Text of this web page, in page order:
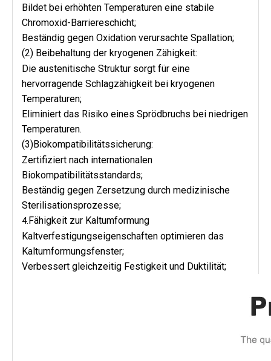
Bildet bei erhöhten Temperaturen eine stabile
Chromoxid-Barriereschicht;
Beständig gegen Oxidation verursachte Spallation;
(2) Beibehaltung der kryogenen Zähigkeit:
Die austenitische Struktur sorgt für eine
hervorragende Schlagzähigkeit bei kryogenen
Temperaturen;
Eliminiert das Risiko eines Sprödbruchs bei niedrigen
Temperaturen.
(3)Biokompatibilitätssicherung:
Zertifiziert nach internationalen
Biokompatibilitätsstandards;
Beständig gegen Zersetzung durch medizinische
Sterilisationsprozesse;
4.Fähigkeit zur Kaltumformung
Kaltverfestigungseigenschaften optimieren das
Kaltumformungsfenster;
Verbessert gleichzeitig Festigkeit und Duktilität;